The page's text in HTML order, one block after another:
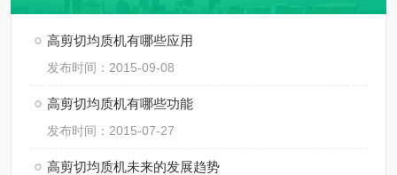
高剪切均质机有哪些应用
发布时间：2015-09-08
高剪切均质机有哪些功能
发布时间：2015-07-27
高剪切均质机未来的发展趋势